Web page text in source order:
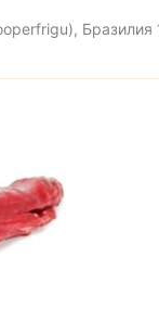
Бразилия